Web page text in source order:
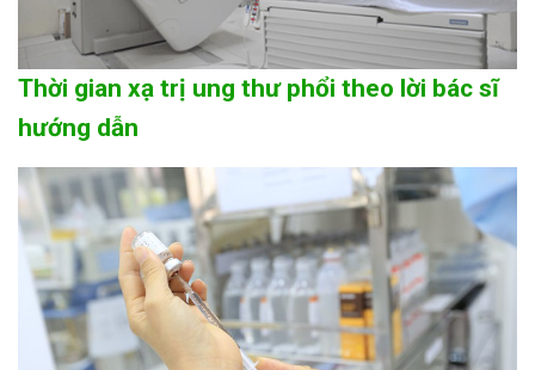
Thời gian xạ trị ung thư phổi theo lời bác sĩ
hướng dẫn